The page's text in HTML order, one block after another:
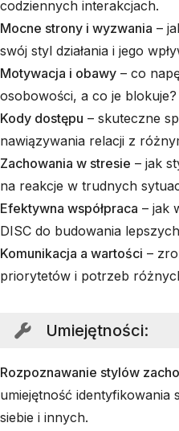
codziennych interakcjach.
Mocne strony i wyzwania –
swój styl działania i jego
Motywacja i obawy – co
osobowości, a co je blokuje?
Kody dostępu – skuteczne
nawiązywania relacji z
Zachowania w stresie – jak
na reakcje w trudnych
Efektywna współpraca – jak
DISC do budowania
Komunikacja a wartości –
priorytetów i potrzeb
Umiejętności:
Rozpoznawanie stylów
umiejętność identyfikowania
siebie i innych.